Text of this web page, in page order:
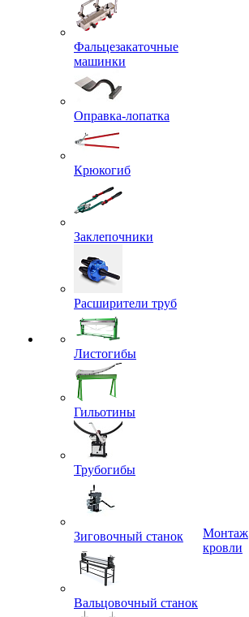
Фальцезакаточные
машинки
Оправка-лопатка
Крюкогиб
Заклепочники
Расширители труб
Листогибы
Гильотины
Трубогибы
Зиговочный станок
Вальцовочный станок
кровли